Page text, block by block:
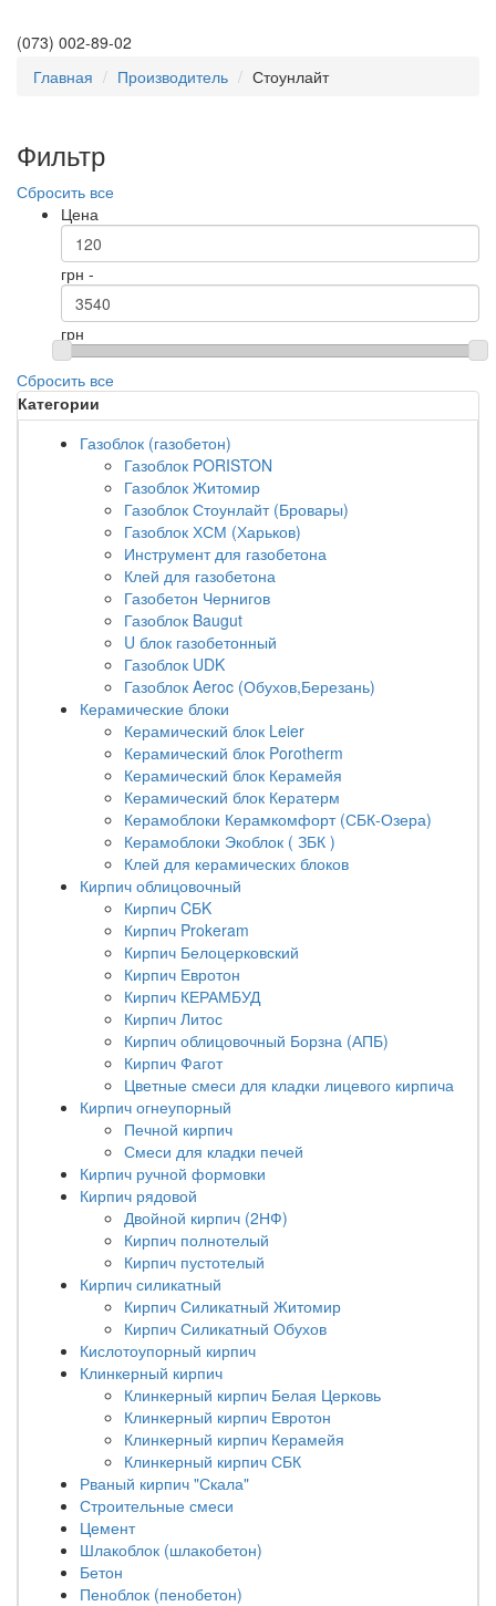
(073) 002-89-02
Главная
Производитель Стоунлайт
Фильтр
Сбросить все
Цена
грн -
грн
Сбросить все
Категории
Газоблок (газобетон)
Газоблок PORISTON
Газоблок Житомир
Газоблок Стоунлайт (Бровары)
Газоблок ХСМ (Харьков)
Инструмент для газобетона
Клей для газобетона
Газобетон Чернигов
Газоблок Baugut
U блок газобетонный
Газоблок UDK
Газоблок Aeroc (Обухов,Березань)
Керамические блоки
Керамический блок Leier
Керамический блок Porotherm
Керамический блок Керамейя
Керамический блок Кератерм
Керамоблоки Керамкомфорт (СБК-Озера)
Керамоблоки Экоблок ( ЗБК )
Клей для керамических блоков
Кирпич облицовочный
Кирпич CБK
Кирпич Prokeram
Кирпич Белоцерковский
Кирпич Евротон
Кирпич КЕРАМБУД
Кирпич Литос
Кирпич облицовочный Борзна (АПБ)
Кирпич Фагот
Цветные смеси для кладки лицевого кирпича
Кирпич огнеупорный
Печной кирпич
Смеси для кладки печей
Кирпич ручной формовки
Кирпич рядовой
Двойной кирпич (2НФ)
Кирпич полнотелый
Кирпич пустотелый
Кирпич силикатный
Кирпич Силикатный Житомир
Кирпич Силикатный Обухов
Кислотоупорный кирпич
Клинкерный кирпич
Клинкерный кирпич Белая Церковь
Клинкерный кирпич Евротон
Клинкерный кирпич Керамейя
Клинкерный кирпич СБК
Рваный кирпич "Скала"
Строительные смеси
Цемент
Шлакоблок (шлакобетон)
Бетон
Пеноблок (пенобетон)